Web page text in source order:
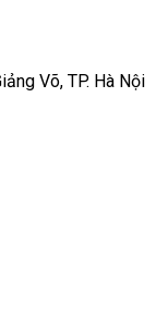
Võ, TP. Hà Nội